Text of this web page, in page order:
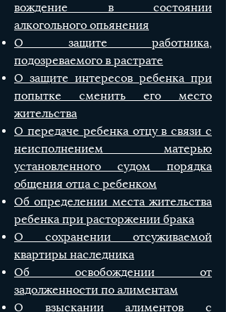
вождение в состоянии
алкогольного опьянения
О защите работника,
подозреваемого в растрате
О защите интересов ребенка при
попытке сменить его место
жительства
О передаче ребенка отцу в связи с
неисполнением матерью
установленного судом порядка
общения отца с ребенком
Об определении места жительства
ребенка при расторжении брака
О сохранении отсуживаемой
квартиры наследника
Об освобождении от
задолженности по алиментам
О взыскании алиментов с